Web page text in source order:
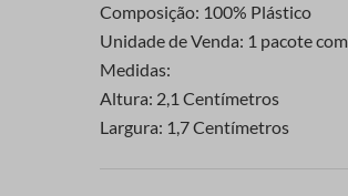
Composição: 100% Plástico
Unidade de Venda: 1 pacote
Medidas:
Altura: 2,1 Centímetros
Largura: 1,7 Centímetros